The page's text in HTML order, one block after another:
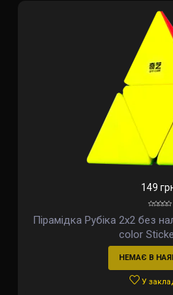
149
Пірамідка Рубіка 2х2 без
color
НЕМАЄ В
У